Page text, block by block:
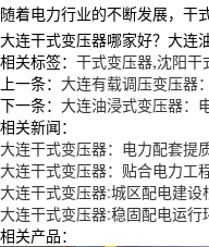
随着电力行业的不断发展，干
大连干式变压器哪家好？大连
相关标签： 干式变压器,沈阳干
上一条： 大连有载调压变压器
下一条： 大连油浸式变压器：
相关新闻：
大连干式变压器：电力配套提
大连干式变压器：贴合电力工
大连干式变压器:城区配电建设
大连干式变压器:稳固配电运行
相关产品：